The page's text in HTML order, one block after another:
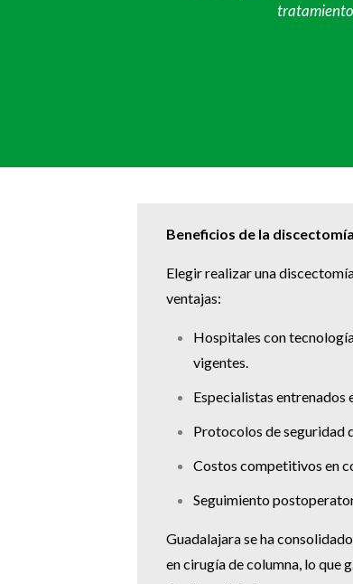
tratamiento
Beneficios de la
Elegir realizar una
ventajas:
Hospitales con
vigentes.
Especialistas entrenados
Protocolos de seguridad
Costos competitivos en
Seguimiento
Guadalajara se ha
en cirugía de columna, lo que